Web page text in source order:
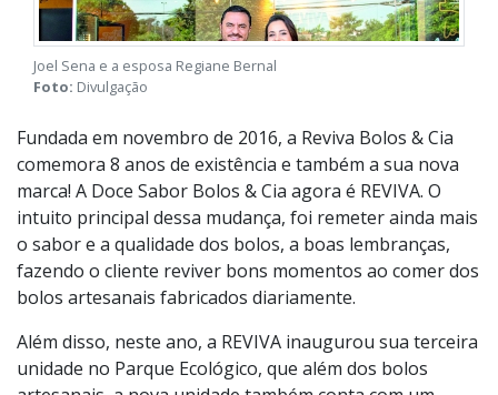
Joel Sena e a esposa Regiane Bernal
Foto:Divulgação
Fundada em novembro de 2016, a Reviva Bolos & Cia
comemora 8 anos de existência e também a sua nova
marca! A Doce Sabor Bolos & Cia agora é REVIVA. O
intuito principal dessa mudança, foi remeter ainda mais
fazendo o cliente reviver bons momentos ao comer dos
bolos artesanais fabricados diariamente.